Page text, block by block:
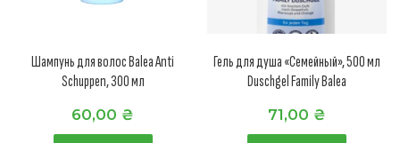
Шампунь для волос Balea Anti
Schuppen, 300 мл
60,00 ₴
Гель для душа «Семейный», 500 мл
Duschgel Family Balea
71,00 ₴